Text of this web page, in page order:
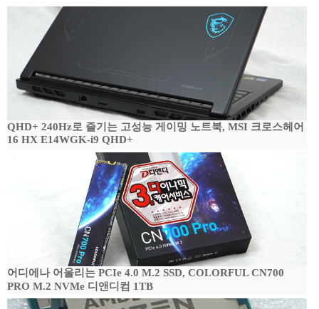
QHD+ 240Hz로 즐기는 고성능 게이밍 노트북, MSI 크로스헤어
16 HX E14WGK-i9 QHD+
어디에나 어울리는 PCIe 4.0 M.2 SSD, COLORFUL CN700
PRO M.2 NVMe 디앤디컴 1TB